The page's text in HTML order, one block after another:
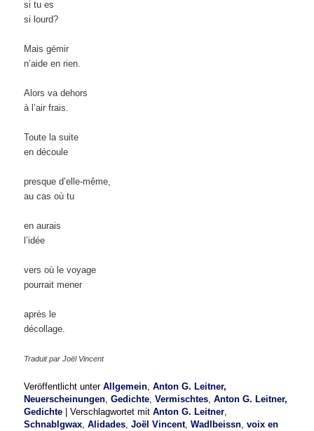
si tu es
si lourd?
Mais gémir
n’aide en rien.
Alors va dehors
à l’air frais.
Toute la suite
en découle
presque d’elle-même,
au cas où tu
en aurais
l’idée
vers où le voyage
pourrait mener
après le
décollage.
Traduit par Joël Vincent
Veröffentlicht unter Allgemein,Anton G. Leitner,
Neuerscheinungen,Gedichte,Vermischtes,Anton G. Leitner,
Gedichte
|Verschlagwortet mit Anton G. Leitner,
Schnablgwax,Alidades,Joël Vincent,Wadlbeissn,voix en